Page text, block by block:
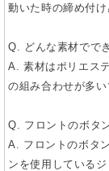
動いた時の締め付け
Q. どんな素材でで
A. 素材はポリエス
の組み合わせが多い
Q. フロントのボタ
A. フロントのボタ
ンを使用している